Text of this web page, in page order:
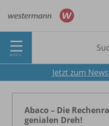
MENÜ
Jetzt zum
Abaco – Die
genialen Dreh!